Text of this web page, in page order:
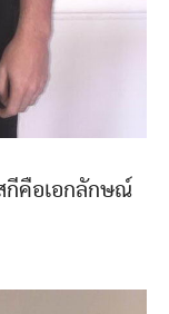
กีคือเอกลักษณ์